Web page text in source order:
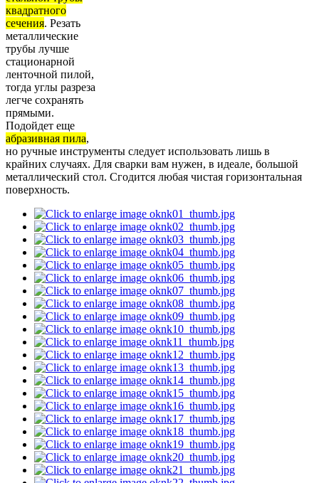
квадратного
сечения. Резать
металлические
трубы лучше
стационарной
ленточной пилой,
тогда углы разреза
легче сохранять
прямыми.
Подойдет еще
абразивная пила,
но ручные инструменты следует использовать лишь в
крайних случаях. Для сварки вам нужен, в идеале, большой
металлический стол. Сгодится любая чистая горизонтальная
поверхность.